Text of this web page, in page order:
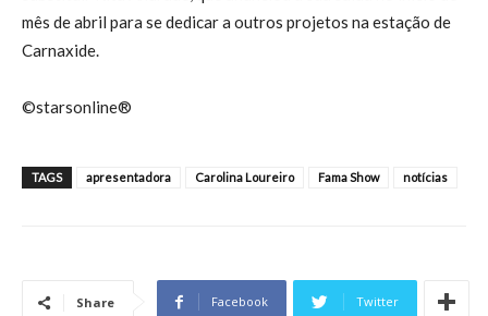
mês de abril para se dedicar a outros projetos na estação de
Carnaxide.
©starsonline®
TAGS apresentadora Carolina Loureiro Fama Show notícias
Share Facebook Twitter